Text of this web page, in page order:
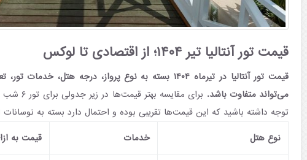
قیمت تور آنتالیا تیر ۱۴۰۴؛ از اقتصادی تا لوکس
قیمت تور آنتالیا در تیرماه ۱۴۰۴ بسته به نوع پرواز، درجه
می‌تواند متفاوت باشد.
توجه داشته باشید که این قیمت‌ها تقریبی بوده و احتمال دارد بسته به نوسانات
نوع هتل
خدمات قیمت به